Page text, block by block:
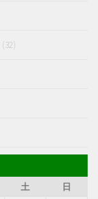
(32)
土 日